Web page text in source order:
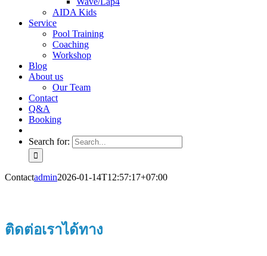
AIDA Kids
Service
Pool Training
Coaching
Workshop
Blog
About us
Our Team
Contact
Q&A
Booking
Search for:
Contactadmin2026-01-14T12:57:17+07:00
ติดต่อเราได้ทาง